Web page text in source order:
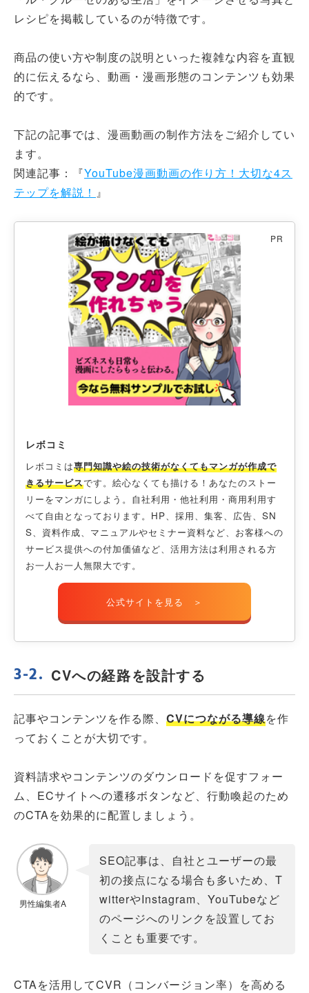
レシピを掲載しているのが特徴です。
商品の使い方や制度の説明といった複雑な内容を直観
的に伝えるなら、動画・漫画形態のコンテンツも効果
的です。
下記の記事では、漫画動画の制作方法をご紹介してい
ます。
関連記事：『YouTube漫画動画の作り方！大切な4ス
テップを解説！ 』
レボコミ
レボコミは専門知識や絵の技術がなくてもマンガが作成で
きるサービスです。絵心なくても描ける！あなたのストー
リーをマンガにしよう。自社利用・他社利用・商用利用す
べて自由となっております。HP、採用、集客、広告、SN
S、資料作成、マニュアルやセミナー資料など、お客様への
サービス提供への付加価値など、活用方法は利用される方
お一人お一人無限大です。
公式サイトを見る ＞
CVへの経路を設計する
記事やコンテンツを作る際、 CVにつながる導線を作
っておくことが大切です。
資料請求やコンテンツのダウンロードを促すフォー
ム、ECサイトへの遷移ボタンなど、行動喚起のため
のCTAを効果的に配置しましょう。
男性編集者A
SEO記事は、自社とユーザーの最
初の接点になる場合も多いため、T
witterやInstagram、YouTubeなど
のページへのリンクを設置してお
くことも重要です。
CTAを活用してCVR（コンバージョン率）を高める